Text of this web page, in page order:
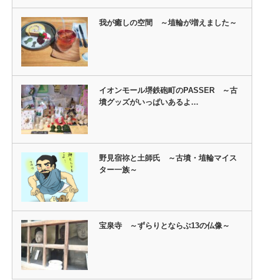
我が癒しの空間 ～埴輪が増えました～
イオンモール堺鉄砲町のPASSER ～古
墳グッズがいっぱいあるよ…
野見宿祢と土師氏 ～古墳・埴輪マイス
ター一族～
宝泉寺 ～ずらりとならぶ13の仏像～